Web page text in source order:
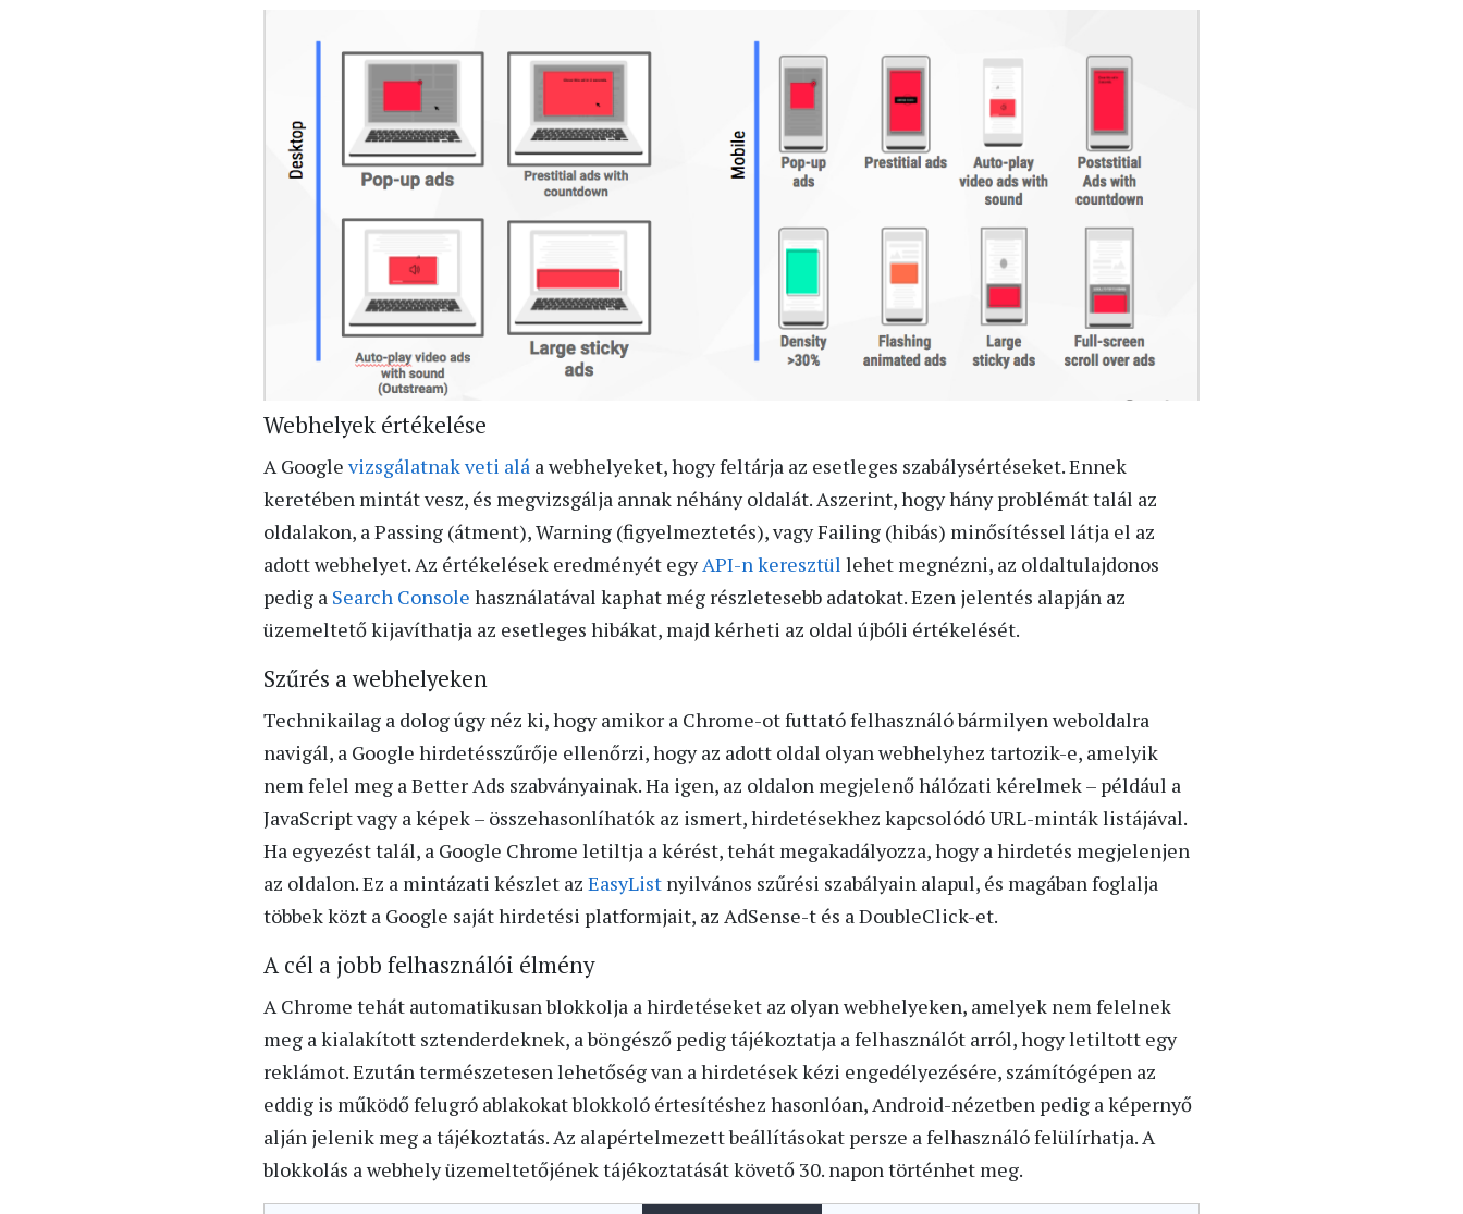
Webhelyek értékelése
A Google vizsgálatnak veti alá a webhelyeket, hogy feltárja az esetleges szabálysértéseket. Ennek
keretében mintát vesz, és megvizsgálja annak néhány oldalát. Aszerint, hogy hány problémát talál az
oldalakon, a Passing (átment), Warning (figyelmeztetés), vagy Failing (hibás) minősítéssel látja el az
adott webhelyet. Az értékelések eredményét egyAPI-n keresztül lehet megnézni, az oldaltulajdonos
pedig a Search Console használatával kaphat még részletesebb adatokat. Ezen jelentés alapján az
üzemeltető kijavíthatja az esetleges hibákat, majd kérheti az oldal újbóli értékelését.
Szűrés a webhelyeken
Technikailag a dolog úgy néz ki, hogy amikor a Chrome-ot futtató felhasználó bármilyen weboldalra
navigál, a Google hirdetésszűrője ellenőrzi, hogy az adott oldal olyan webhelyhez tartozik-e, amelyik
nem felel meg a Better Ads szabványainak. Ha igen, az oldalon megjelenő hálózati kérelmek – például a
JavaScript vagy a képek – összehasonlíhatók az ismert, hirdetésekhez kapcsolódó URL-minták listájával.
Ha egyezést talál, a Google Chrome letiltja a kérést, tehát megakadályozza, hogy a hirdetés megjelenjen
az oldalon. Ez a mintázati készlet az EasyList nyilvános szűrési szabályain alapul, és magában foglalja
többek közt a Google saját hirdetési platformjait, az AdSense-t és a DoubleClick-et.
A cél a jobb felhasználói élmény
A Chrome tehát automatikusan blokkolja a hirdetéseket az olyan webhelyeken, amelyek nem felelnek
meg a kialakított sztenderdeknek, a böngésző pedig tájékoztatja a felhasználót arról, hogy letiltott egy
reklámot. Ezután természetesen lehetőség van a hirdetések kézi engedélyezésére, számítógépen az
eddig is működő felugró ablakokat blokkoló értesítéshez hasonlóan, Android-nézetben pedig a képernyő
alján jelenik meg a tájékoztatás. Az alapértelmezett beállításokat persze a felhasználó felülírhatja. A
blokkolás a webhely üzemeltetőjének tájékoztatását követő 30. napon történhet meg.